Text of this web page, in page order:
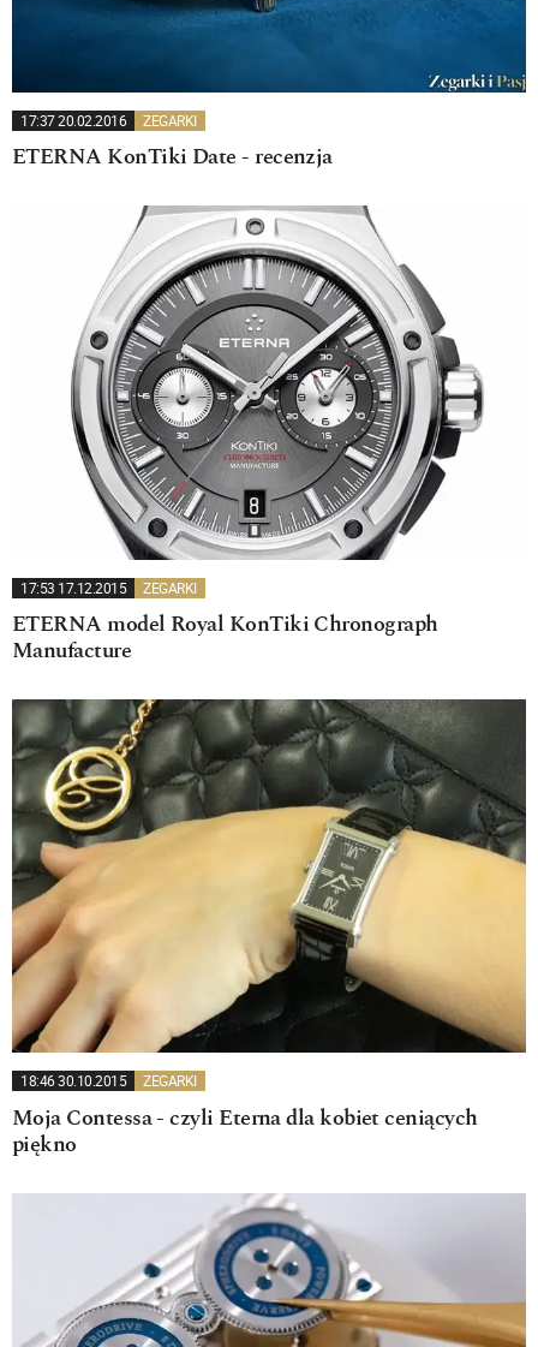
17:37 20.02.2016 ZEGARKI
ETERNA KonTiki Date - recenzja
17:53 17.12.2015 ZEGARKI
ETERNA model Royal KonTiki Chronograph
Manufacture
18:46 30.10.2015 ZEGARKI
Moja Contessa - czyli Eterna dla kobiet ceniących
piękno